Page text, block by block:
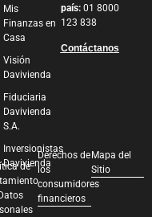
Mis
Finanzas en
Casa
Visión
Davivienda
Fiduciaria
Davivienda
S.A.
Inversionistas
Davivienda
país: 01 8000
123 838
Contáctanos
de
Derechos de
los
consumidores
financieros
Mapa del
Sitio